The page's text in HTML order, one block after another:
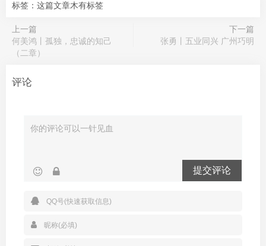
标签：这篇文章木有标签
上一篇
何美鸿丨孤独，忠诚的知己
（二章）
下一篇
张勇丨五业同兴 广州巧明
评论
提交评论